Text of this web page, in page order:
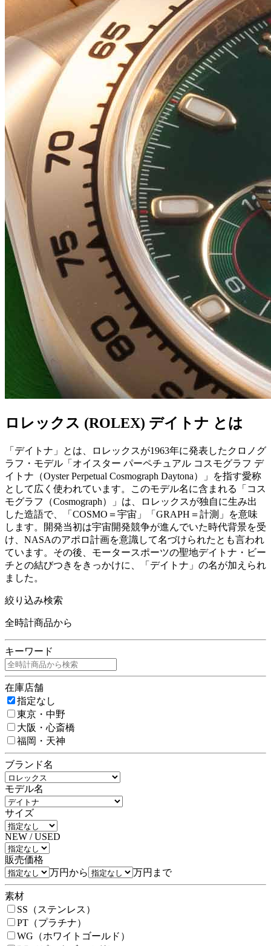
ロレックス (ROLEX) デイトナ とは
「デイトナ」とは、ロレックスが1963年に発表したクロノグ
ラフ・モデル「オイスター パーペチュアル コスモグラフ デ
イトナ（Oyster Perpetual Cosmograph Daytona）」を指す愛称
として広く使われています。このモデル名に含まれる「コス
モグラフ（Cosmograph）」は、ロレックスが独自に生み出
した造語で、「COSMO＝宇宙」「GRAPH＝計測」を意味
します。開発当初は宇宙開発競争が進んでいた時代背景を受
け、NASAのアポロ計画を意識して名づけられたとも言われ
ています。その後、モータースポーツの聖地デイトナ・ビー
チとの結びつきをきっかけに、「デイトナ」の名が加えられ
ました。
絞り込み検索
全時計商品から
キーワード
在庫店舗
指定なし
東京・中野
大阪・心斎橋
福岡・天神
ブランド名
モデル名
サイズ
NEW / USED
販売価格
万円から
万円まで
素材
SS（ステンレス）
PT（プラチナ）
WG（ホワイトゴールド）